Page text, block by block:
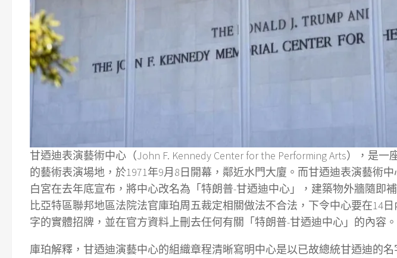
甘迺迪表演藝術中心（John F. Kennedy Center for the Performing Arts），是
的藝術表演場地，於1971年9月8日開幕，鄰近水門大廈。而甘迺迪表演藝術
白宮在去年底宣布，將中心改名為「特朗普-甘迺迪中心」，建築物外牆隨即
比亞特區聯邦地區法院法官庫珀周五裁定相關做法不合法，下令中心要在14
字的實體招牌，並在官方資料上刪去任何有關「特朗普-甘迺迪中心」的內容。
庫珀解釋，甘迺迪演藝中心的組織章程清晰寫明中心是以已故總統甘迺迪的